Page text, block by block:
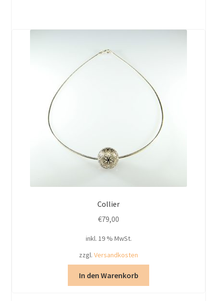
Collier
€79,00
inkl. 19 % MwSt.
zzgl. Versandkosten
In den Warenkorb